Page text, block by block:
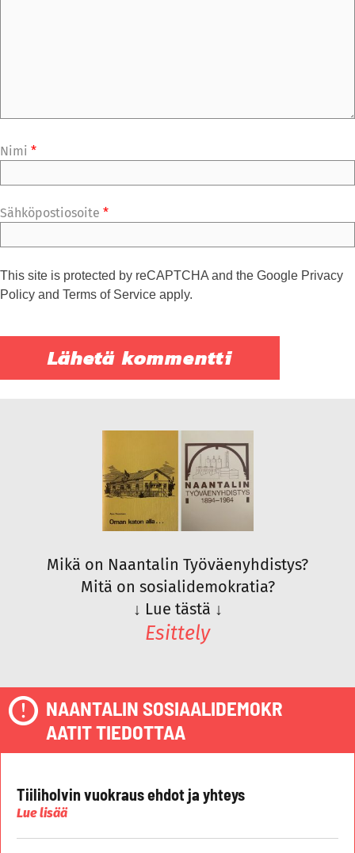
Nimi *
Sähköpostiosoite *
This site is protected by reCAPTCHA and the Google Privacy
Policy and Terms of Service apply.
Mikä on Naantalin Työväenyhdistys?
Mitä on sosialidemokratia?
↓ Lue tästä ↓
Esittely
NAANTALIN SOSIAALIDEMOKR
AATIT TIEDOTTAA
Tiiliholvin vuokraus ehdot ja yhteys
Lue lisää